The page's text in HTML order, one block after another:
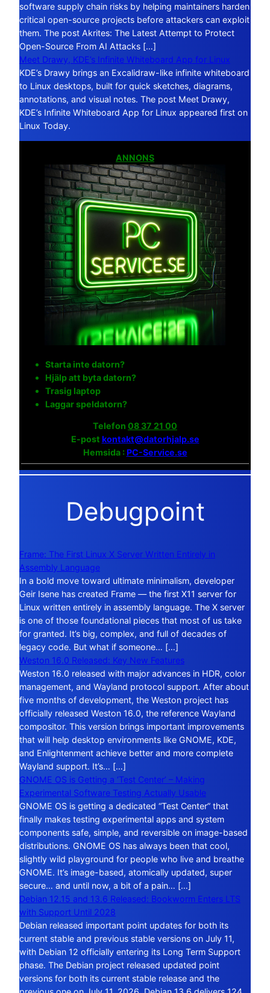
software supply chain risks by helping maintainers harden
critical open-source projects before attackers can exploit
them. The post Akrites: The Latest Attempt to Protect
Open-Source From AI Attacks […]
Meet Drawy, KDE’s Infinite Whiteboard App for Linux
KDE’s Drawy brings an Excalidraw-like infinite whiteboard
to Linux desktops, built for quick sketches, diagrams,
annotations, and visual notes. The post Meet Drawy,
KDE’s Infinite Whiteboard App for Linux appeared first on
Linux Today.
ANNONS
Starta inte datorn?
Hjälp att byta datorn?
Trasig laptop
Laggar speldatorn?
Telefon 08 37 21 00
E-post kontakt@datorhjalp.se
Hemsida :PC-Service.se
Debugpoint
Frame: The First Linux X Server Written Entirely in
Assembly Language
In a bold move toward ultimate minimalism, developer
Geir Isene has created Frame — the first X11 server for
Linux written entirely in assembly language. The X server
is one of those foundational pieces that most of us take
for granted. It’s big, complex, and full of decades of
legacy code. But what if someone… […]
Weston 16.0 Released: Key New Features
Weston 16.0 released with major advances in HDR, color
management, and Wayland protocol support. After about
five months of development, the Weston project has
officially released Weston 16.0, the reference Wayland
compositor. This version brings important improvements
that will help desktop environments like GNOME, KDE,
and Enlightenment achieve better and more complete
Wayland support. It’s… […]
GNOME OS is Getting a ‘Test Center’ – Making
Experimental Software Testing Actually Usable
GNOME OS is getting a dedicated “Test Center” that
finally makes testing experimental apps and system
components safe, simple, and reversible on image-based
distributions. GNOME OS has always been that cool,
slightly wild playground for people who live and breathe
GNOME. It’s image-based, atomically updated, super
secure… and until now, a bit of a pain… […]
Debian 12.15 and 13.6 Released: Bookworm Enters LTS
with Support Until 2028
Debian released important point updates for both its
current stable and previous stable versions on July 11,
with Debian 12 officially entering its Long Term Support
phase. The Debian project released updated point
versions for both its current stable release and the